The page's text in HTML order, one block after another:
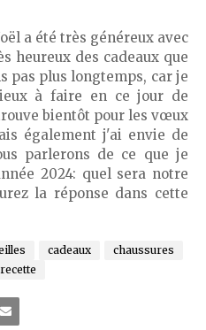
a été très généreux avec
heureux des cadeaux que
pas plus longtemps, car je
à faire en ce jour de
bientôt pour les vœux
également j'ai envie de
parlerons de ce que je
2024: quel sera notre
la réponse dans cette
cadeaux
chaussures
recette